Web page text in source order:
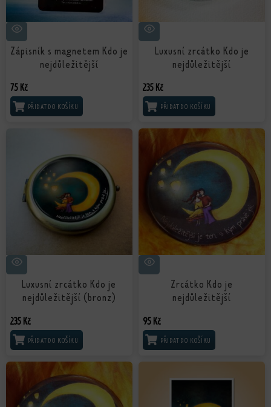
Zápisník s magnetem Kdo je
nejdůležitější
75 Kč
PŘIDAT DO KOŠÍKU
Luxusní zrcátko Kdo je
nejdůležitější
235 Kč
PŘIDAT DO KOŠÍKU
Luxusní zrcátko Kdo je
nejdůležitější (bronz)
235 Kč
PŘIDAT DO KOŠÍKU
Zrcátko Kdo je
nejdůležitější
95 Kč
PŘIDAT DO KOŠÍKU